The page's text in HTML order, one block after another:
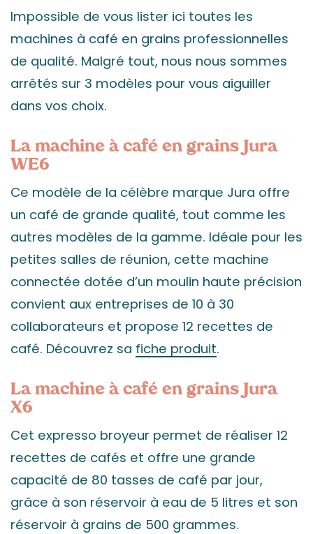
Impossible de vous lister ici toutes les
machines à café en grains professionnelles
de qualité. Malgré tout, nous nous sommes
arrêtés sur 3 modèles pour vous aiguiller
dans vos choix.
La machine à café en grains Jura
WE6
Ce modèle de la célèbre marque Jura offre
un café de grande qualité, tout comme les
autres modèles de la gamme. Idéale pour les
petites salles de réunion, cette machine
connectée dotée d’un moulin haute précision
convient aux entreprises de 10 à 30
collaborateurs et propose 12 recettes de
café. Découvrez sa fiche produit.
La machine à café en grains Jura
X6
Cet expresso broyeur permet de réaliser 12
recettes de cafés et offre une grande
capacité de 80 tasses de café par jour,
grâce à son réservoir à eau de 5 litres et son
réservoir à grains de 500 grammes.